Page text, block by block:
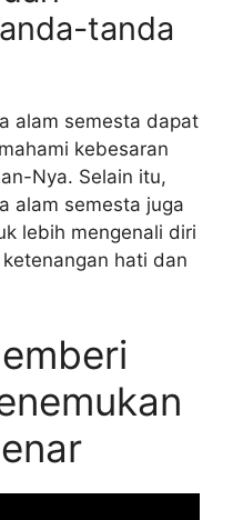
tanda
alam semesta dapat
kebesaran
Nya. Selain itu,
alam semesta juga
lebih mengenali diri
hati dan